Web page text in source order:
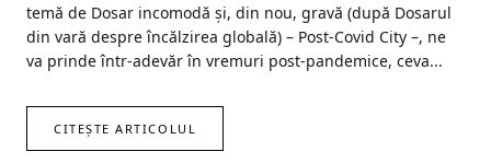
temă de Dosar incomodă și, din nou, gravă (după Dosarul
din vară despre încălzirea globală) – Post-Covid City –, ne
va prinde într-adevăr în vremuri post-pandemice, ceva...
CITEȘTE ARTICOLUL